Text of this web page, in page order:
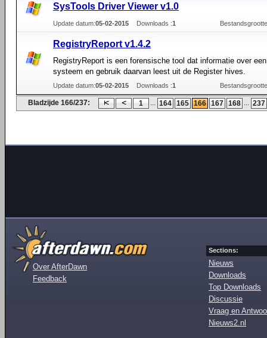
SysTools Driver Viewer v1.0
Update datum:05-02-2015 Downloads :1
RegistryReport v1.4.2
RegistryReport is een forensische tool dat informatie over
systeem en gebruik daarvan leest uit de Register hives.
Update datum:05-02-2015 Downloads :1
Bladzijde 166/237: 1 ... 164 165 166 167 168 ... 237
Over AfterDawn
Feedback
Sections:
Nieuws
Downloads
Top Downloads
Discussie
Vraag en
Nieuws2.nl